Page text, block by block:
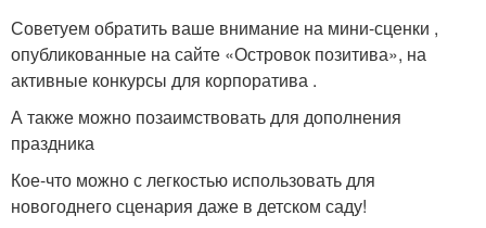
Советуем обратить ваше внимание на мини-сценки ,
опубликованные на сайте «Островок позитива», на
активные конкурсы для корпоратива .
А также можно позаимствовать для дополнения
праздника
Кое-что можно с легкостью использовать для
новогоднего сценария даже в детском саду!